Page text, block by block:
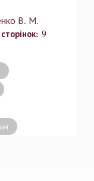
В. М.
9